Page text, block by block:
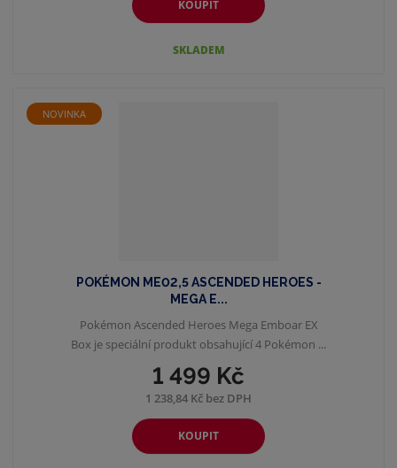
KOUPIT
SKLADEM
NOVINKA
POKÉMON ME02,5 ASCENDED HEROES -
MEGA E...
1 499 Kč
1 238,84 Kč bez DPH
KOUPIT
Pokémon Ascended Heroes Mega Emboar EX
Box je speciální produkt obsahující 4 Pokémon ...